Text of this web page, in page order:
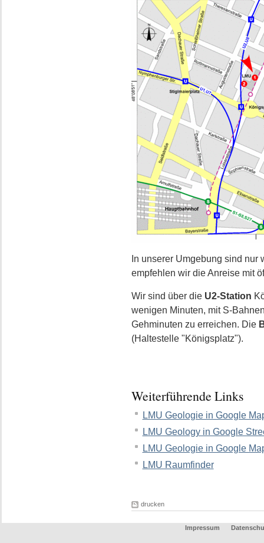
In unserer Umgebung sind
empfehlen wir die Anreise mit
Wir sind über die U2-Station
wenigen Minuten, mit S-
Gehminuten zu erreichen. Die
(Haltestelle "Königsplatz").
Weiterführende Links
LMU Geologie in Google
LMU Geology in Google
LMU Geologie in Google
LMU Raumfinder
drucken
Impressum